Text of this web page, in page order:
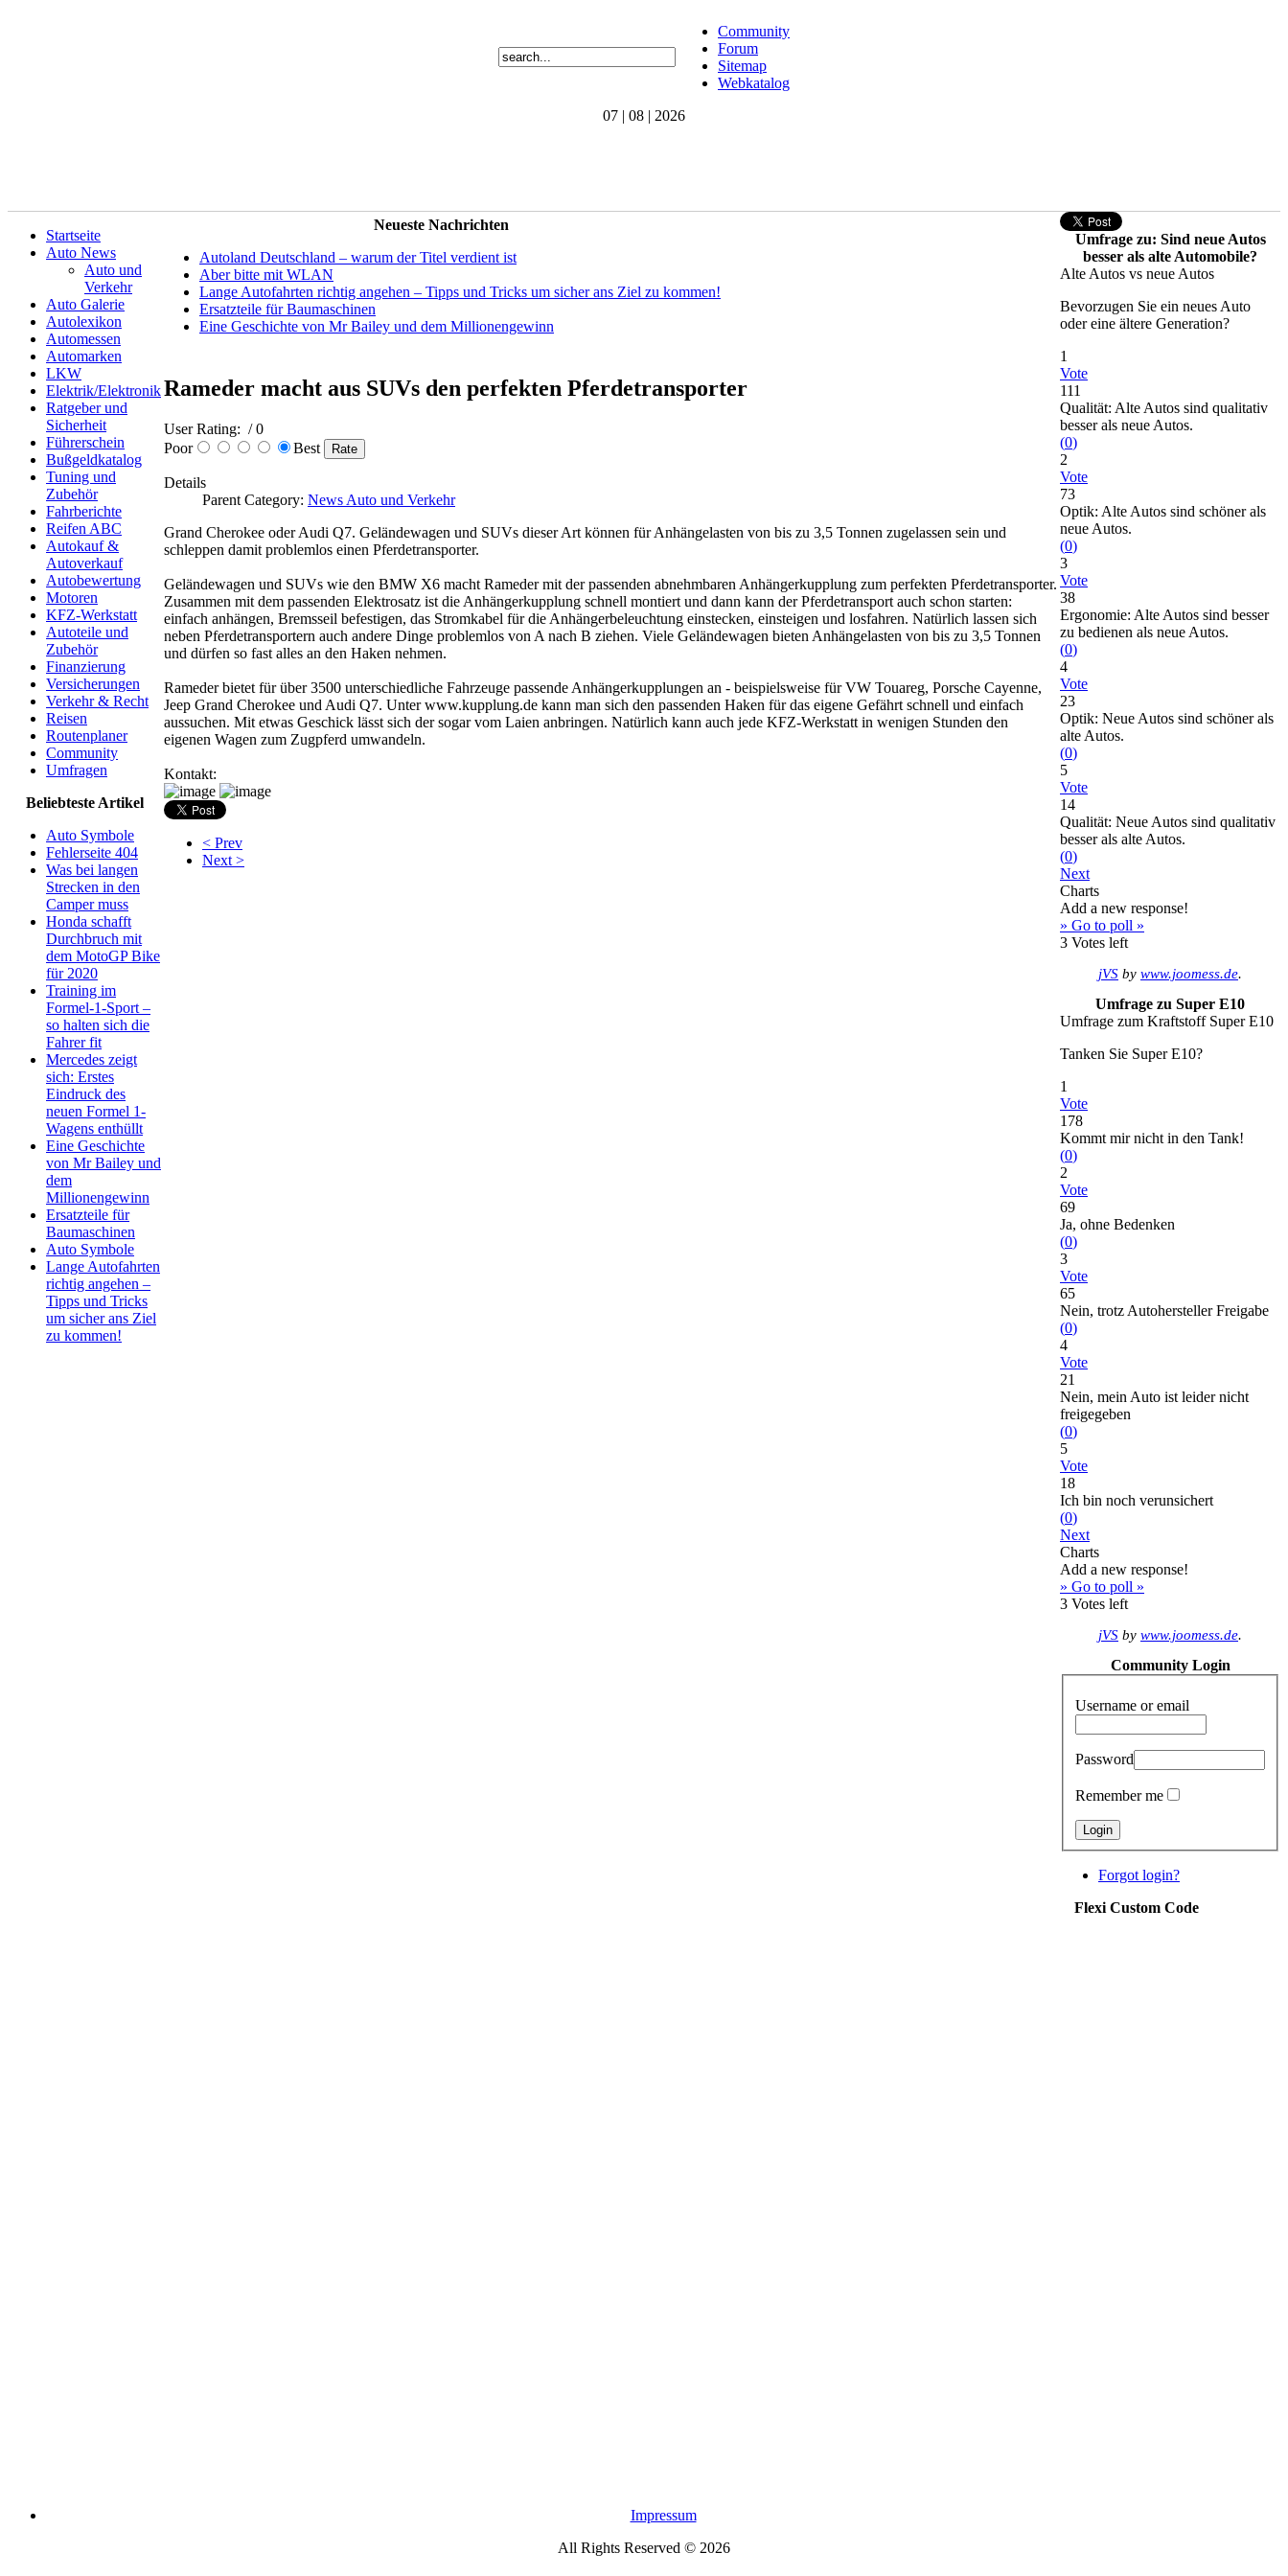
Community
Forum
Sitemap
Webkatalog
07 | 08 | 2026
Startseite
Auto News
Auto und
Verkehr
Auto Galerie
Autolexikon
Automessen
Automarken
LKW
Elektrik/Elektronik
Ratgeber und
Sicherheit
Führerschein
Bußgeldkatalog
Tuning und
Zubehör
Fahrberichte
Reifen ABC
Autokauf &
Autoverkauf
Autobewertung
Motoren
KFZ-Werkstatt
Autoteile und
Zubehör
Finanzierung
Versicherungen
Verkehr & Recht
Reisen
Routenplaner
Community
Umfragen
Beliebteste Artikel
Auto Symbole
Fehlerseite 404
Was bei langen
Strecken in den
Camper muss
Honda schafft
Durchbruch mit
dem MotoGP Bike
für 2020
Training im
Formel-1-Sport –
so halten sich die
Fahrer fit
Mercedes zeigt
sich: Erstes
Eindruck des
neuen Formel 1-
Wagens enthüllt
Eine Geschichte
von Mr Bailey und
dem
Millionengewinn
Ersatzteile für
Baumaschinen
Auto Symbole
Lange Autofahrten
richtig angehen –
Tipps und Tricks
um sicher ans Ziel
zu kommen!
Neueste Nachrichten
Autoland Deutschland – warum der Titel verdient ist
Aber bitte mit WLAN
Lange Autofahrten richtig angehen – Tipps und Tricks um sicher ans Ziel zu kommen!
Ersatzteile für Baumaschinen
Eine Geschichte von Mr Bailey und dem Millionengewinn
Rameder macht aus SUVs den perfekten Pferdetransporter
User Rating: / 0
Poor
Best
Details
Parent Category: News Auto und Verkehr
Grand Cherokee oder Audi Q7. Geländewagen und SUVs dieser Art können für Anhängelasten von bis zu 3,5 Tonnen zugelassen sein und
schleppen damit problemlos einen Pferdetransporter.
Geländewagen und SUVs wie den BMW X6 macht Rameder mit der passenden abnehmbaren Anhängerkupplung zum perfekten Pferdetransporter.
Zusammen mit dem passenden Elektrosatz ist die Anhängerkupplung schnell montiert und dann kann der Pferdetransport auch schon starten:
einfach anhängen, Bremsseil befestigen, das Stromkabel für die Anhängerbeleuchtung einstecken, einsteigen und losfahren. Natürlich lassen sich
neben Pferdetransportern auch andere Dinge problemlos von A nach B ziehen. Viele Geländewagen bieten Anhängelasten von bis zu 3,5 Tonnen
und dürfen so fast alles an den Haken nehmen.
Rameder bietet für über 3500 unterschiedliche Fahrzeuge passende Anhängerkupplungen an - beispielsweise für VW Touareg, Porsche Cayenne,
Jeep Grand Cherokee und Audi Q7. Unter www.kupplung.de kann man sich den passenden Haken für das eigene Gefährt schnell und einfach
aussuchen. Mit etwas Geschick lässt sich der sogar vom Laien anbringen. Natürlich kann auch jede KFZ-Werkstatt in wenigen Stunden den
eigenen Wagen zum Zugpferd umwandeln.
Kontakt:
< Prev
Next >
Umfrage zu: Sind neue Autos
besser als alte Automobile?
Alte Autos vs neue Autos
Bevorzugen Sie ein neues Auto
oder eine ältere Generation?
1
Vote
111
Qualität: Alte Autos sind qualitativ
besser als neue Autos.
(0)
2
Vote
73
Optik: Alte Autos sind schöner als
neue Autos.
(0)
3
Vote
38
Ergonomie: Alte Autos sind besser
zu bedienen als neue Autos.
(0)
4
Vote
23
Optik: Neue Autos sind schöner als
alte Autos.
(0)
5
Vote
14
Qualität: Neue Autos sind qualitativ
besser als alte Autos.
(0)
Next
Charts
Add a new response!
» Go to poll »
3 Votes left
jVS by www.joomess.de.
Umfrage zu Super E10
Umfrage zum Kraftstoff Super E10
Tanken Sie Super E10?
1
Vote
178
Kommt mir nicht in den Tank!
(0)
2
Vote
69
Ja, ohne Bedenken
(0)
3
Vote
65
Nein, trotz Autohersteller Freigabe
(0)
4
Vote
21
Nein, mein Auto ist leider nicht
freigegeben
(0)
5
Vote
18
Ich bin noch verunsichert
(0)
Next
Charts
Add a new response!
» Go to poll »
3 Votes left
jVS by www.joomess.de.
Community Login
Username or email
Password
Remember me
Forgot login?
Flexi Custom Code
Impressum
All Rights Reserved © 2026